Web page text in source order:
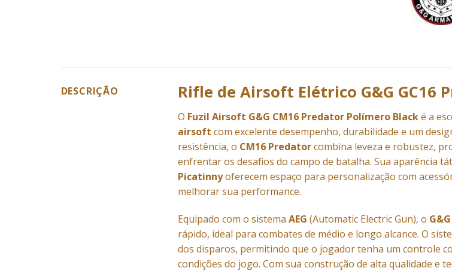
DESCRIÇÃO Rifle de Airsoft Elétrico G&G GC16
O Fuzil Airsoft G&G CM16 Predator Polímero Blacké a
airsoft com excelente desempenho, durabilidade e um
resistência, o CM16 Predatorcombina leveza e robustez,
enfrentar os desafios do campo de batalha. Sua aparência
Picatinnyoferecem espaço para personalização com
melhorar sua performance.
Equipado com o sistema AEG (Automatic Electric Gun), o
rápido, ideal para combates de médio e longo alcance. O
dos disparos, permitindo que o jogador tenha um controle
condições do jogo. Com sua construção de alta qualidade e